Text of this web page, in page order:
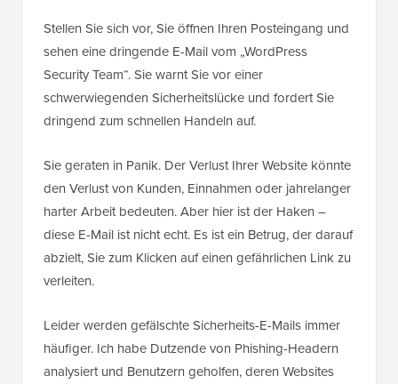
Stellen Sie sich vor, Sie öffnen Ihren Posteingang und
sehen eine dringende E-Mail vom „WordPress
Security Team“. Sie warnt Sie vor einer
schwerwiegenden Sicherheitslücke und fordert Sie
dringend zum schnellen Handeln auf.
Sie geraten in Panik. Der Verlust Ihrer Website könnte
den Verlust von Kunden, Einnahmen oder jahrelanger
harter Arbeit bedeuten. Aber hier ist der Haken –
diese E-Mail ist nicht echt. Es ist ein Betrug, der darauf
abzielt, Sie zum Klicken auf einen gefährlichen Link zu
verleiten.
Leider werden gefälschte Sicherheits-E-Mails immer
häufiger. Ich habe Dutzende von Phishing-Headern
analysiert und Benutzern geholfen, deren Websites